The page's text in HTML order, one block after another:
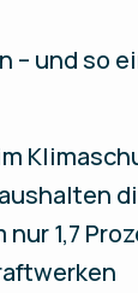
– und so
1,7